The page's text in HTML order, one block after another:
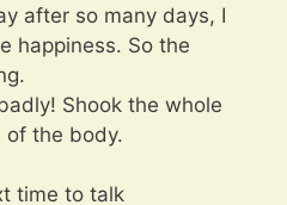
after so many days, I
happiness. So the
Shook the whole
of the body.
time to talk